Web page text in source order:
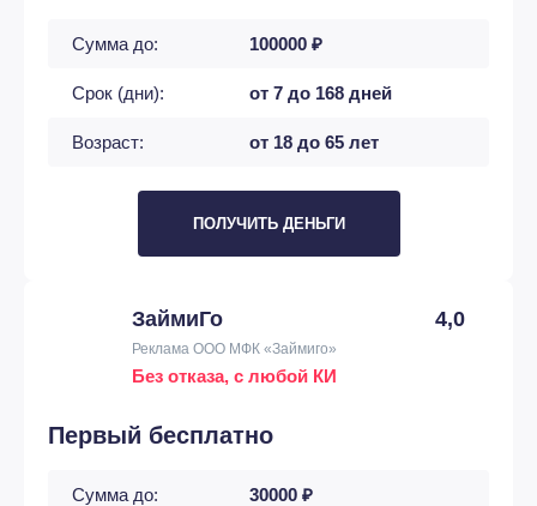
Сумма до: 100000 ₽
Срок (дни): от 7 до 168 дней
Возраст: от 18 до 65 лет
ПОЛУЧИТЬ ДЕНЬГИ
ЗаймиГо 4,0
Реклама ООО МФК «Займиго»
Без отказа, с любой КИ
Первый бесплатно
Сумма до: 30000 ₽